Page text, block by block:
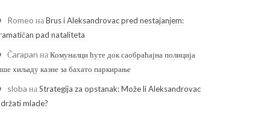
Romeo наBrus i Aleksandrovac pred nestajanjem:
pad nataliteta
Čarapan наКомуналци ћуте док саобраћајна полиција
хиљаду казне за бахато паркирање
sloba наStrategija za opstanak: Može li Aleksandrovac
mlade?